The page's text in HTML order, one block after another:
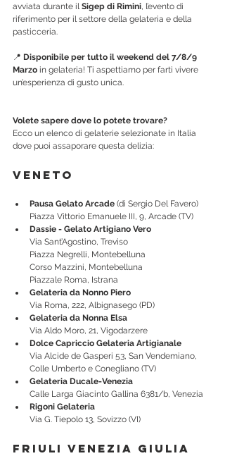
avviata durante il Sigep di Rimini, l’evento di
riferimento per il settore della gelateria e della
pasticceria.
📍 Disponibile per tutto il weekend del 7/8/9
Marzo in gelateria! Ti aspettiamo per farti vivere
un’esperienza di gusto unica.
Volete sapere dove lo potete trovare?
Ecco un elenco di gelaterie selezionate in Italia
dove puoi assaporare questa delizia:
Veneto
Pausa Gelato Arcade (di Sergio Del Favero)
Piazza Vittorio Emanuele III, 9, Arcade (TV)
Dassie - Gelato Artigiano Vero
Via Sant’Agostino, Treviso
Piazza Negrelli, Montebelluna
Corso Mazzini, Montebelluna
Piazzale Roma, Istrana
Gelateria da Nonno Piero
Via Roma, 222, Albignasego (PD)
Gelateria da Nonna Elsa
Via Aldo Moro, 21, Vigodarzere
Dolce Capriccio Gelateria Artigianale
Via Alcide de Gasperi 53, San Vendemiano,
Colle Umberto e Conegliano (TV)
Gelateria Ducale-Venezia
Calle Larga Giacinto Gallina 6381/b, Venezia
Rigoni Gelateria
Via G. Tiepolo 13, Sovizzo (VI)
Friuli Venezia Giulia